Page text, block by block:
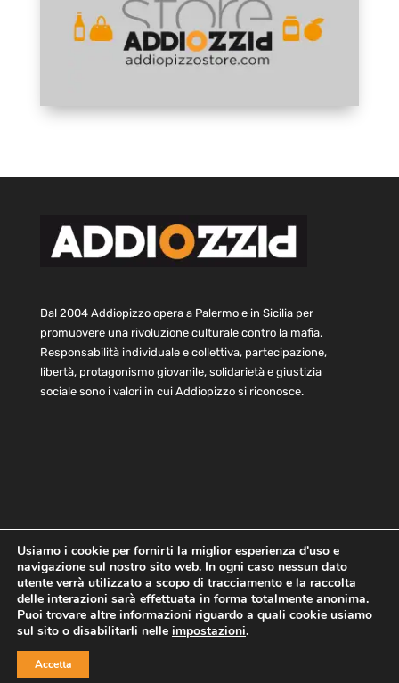
Dal 2004 Addiopizzo opera a Palermo e in Sicilia per
promuovere una rivoluzione culturale contro la mafia.
Responsabilità individuale e collettiva, partecipazione,
libertà, protagonismo giovanile, solidarietà e giustizia
sociale sono i valori in cui Addiopizzo si riconosce.
Home Statuto e bilancio
Contatti
Privacy
Cookie Child Protection Policy
Copyright © 2021 AddioPizzo | Tutti i diritti riservati | Sede
Usiamo i cookie per fornirti la miglior esperienza d'uso e
navigazione sul nostro sito web. In ogni caso nessun dato
utente verrà utilizzato a scopo di tracciamento e la raccolta
delle interazioni sarà effettuata in forma totalmente anonima.
Puoi trovare altre informazioni riguardo a quali cookie usiamo
sul sito o disabilitarli nelle impostazioni.
Accetta